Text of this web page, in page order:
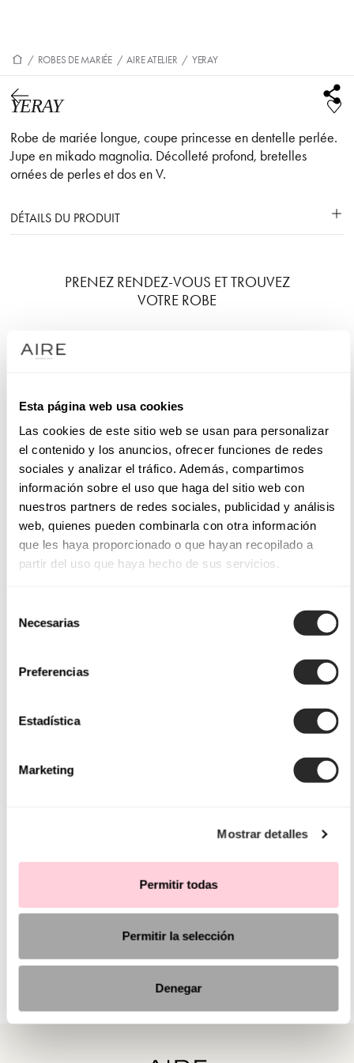
Esta página web usa cookies
Las cookies de este sitio web se usan para personalizar
el contenido y los anuncios, ofrecer funciones de redes
sociales y analizar el tráfico. Además, compartimos
información sobre el uso que haga del sitio web con
nuestros partners de redes sociales, publicidad y análisis
web, quienes pueden combinarla con otra información
que les haya proporcionado o que hayan recopilado a
partir del uso que haya hecho de sus servicios.
Necesarias
Preferencias
Estadística
Marketing
Mostrar detalles
Permitir todas
Permitir la selección
Denegar
/ ROBES DE MARIÉE / AIRE ATELIER / YERAY
YERAY
Robe de mariée longue, coupe princesse en dentelle perlée.
Jupe en mikado magnolia. Décolleté profond, bretelles
ornées de perles et dos en V.
DÉTAILS DU PRODUIT
PRENEZ RENDEZ-VOUS ET TROUVEZ
VOTRE ROBE